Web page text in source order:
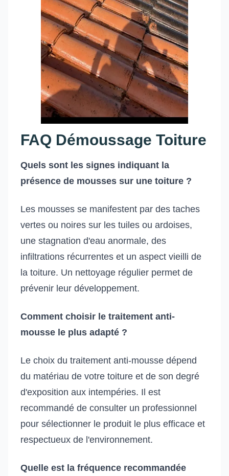
FAQ Démoussage Toiture
Quels sont les signes indiquant la
présence de mousses sur une toiture ?
Les mousses se manifestent par des taches
vertes ou noires sur les tuiles ou ardoises,
une stagnation d'eau anormale, des
infiltrations récurrentes et un aspect vieilli de
la toiture. Un nettoyage régulier permet de
prévenir leur développement.
Comment choisir le traitement anti-
mousse le plus adapté ?
Le choix du traitement anti-mousse dépend
du matériau de votre toiture et de son degré
d'exposition aux intempéries. Il est
recommandé de consulter un professionnel
pour sélectionner le produit le plus efficace et
respectueux de l'environnement.
Quelle est la fréquence recommandée